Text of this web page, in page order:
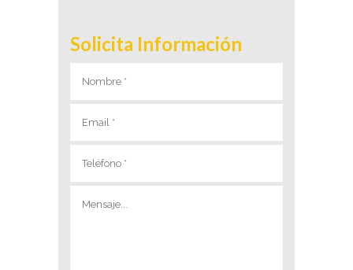
Solicita Información